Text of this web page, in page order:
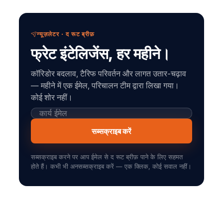
न्यूज़लेटर · द रूट ब्रीफ़
फ्रेट इंटेलिजेंस, हर महीने।
कॉरिडोर बदलाव, टैरिफ परिवर्तन और लागत उतार-चढ़ाव
— महीने में एक ईमेल, परिचालन टीम द्वारा लिखा गया।
कोई शोर नहीं।
सब्सक्राइब करें
सब्सक्राइब करने पर आप ईमेल से द रूट ब्रीफ़ पाने के लिए सहमत
होते हैं। कभी भी अनसब्सक्राइब करें — एक क्लिक, कोई सवाल नहीं।